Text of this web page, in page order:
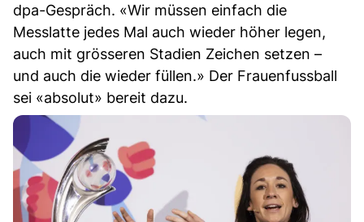
dpa-Gespräch. «Wir müssen einfach die
Messlatte jedes Mal auch wieder höher legen,
auch mit grösseren Stadien Zeichen setzen –
und auch die wieder füllen.» Der Frauenfussball
sei «absolut» bereit dazu.